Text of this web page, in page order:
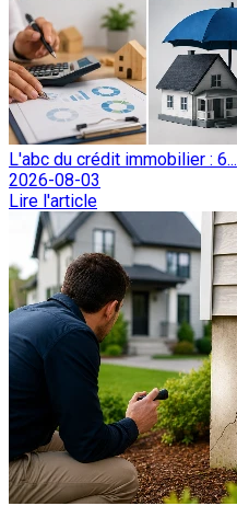
L'abc du crédit immobilier : 6...
2026-08-03
Lire l'article